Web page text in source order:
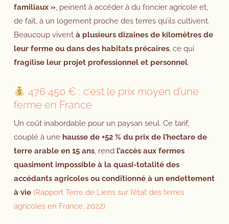
familiaux », peinent à accéder à du foncier agricole et,
de fait, à un logement proche des terres qu’ils cultivent.
Beaucoup viventà plusieurs dizaines de kilomètres de
leur ferme ou dans des habitats précaires, ce qui
fragilise leur projet professionnel et personnel.
476 450 € : c’est le prix moyen d’une
ferme en France
Un coût inabordable pour un paysan seul. Ce tarif,
couplé à une hausse de +52 % du prix de l’hectare de
terre arable en 15 ans, rend l’accès aux fermes
quasiment impossible à la quasi-totalité des
accédants agricoles ou conditionné à un endettement
à vie (Rapport Terre de Liens sur l’état des terres
agricoles en France, 2022)